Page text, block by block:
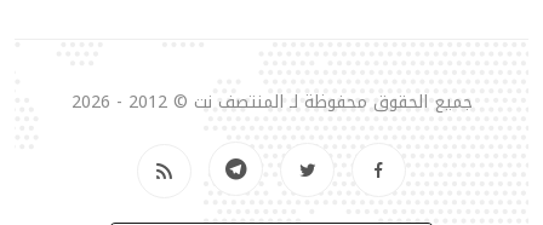
جميع الحقوق محفوظة لـ المنتصف نت © 2012 - 2026